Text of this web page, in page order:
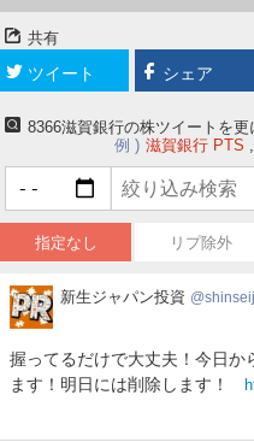
共有
ツイート シェア
8366滋賀銀行の株ツイートを
例
滋賀銀行 PTS
指定なし リプ除外
新
ャ
パ
新生ジャパン投資
握ってるだけで大丈夫！今日か
ます！明日には削除します！